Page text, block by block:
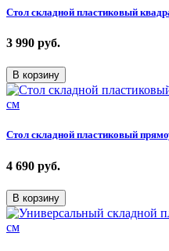
Стол складной пластиковый
3 990 руб.
В корзину
Стол складной пластиковый
4 690 руб.
В корзину